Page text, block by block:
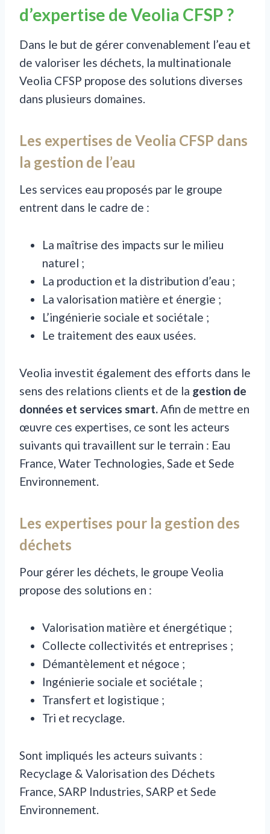
d’expertise de Veolia CFSP ?
Dans le but de gérer convenablement l’eau et
de valoriser les déchets, la multinationale
Veolia CFSP propose des solutions diverses
dans plusieurs domaines.
Les expertises de Veolia CFSP dans
la gestion de l’eau
Les services eau proposés par le groupe
entrent dans le cadre de :
La maîtrise des impacts sur le milieu
naturel ;
La production et la distribution d’eau ;
La valorisation matière et énergie ;
L’ingénierie sociale et sociétale ;
Le traitement des eaux usées.
Veolia investit également des efforts dans le
sens des relations clients et de la gestion de
données et services smart.Afin de mettre en
œuvre ces expertises, ce sont les acteurs
suivants qui travaillent sur le terrain : Eau
France, Water Technologies, Sade et Sede
Environnement.
Les expertises pour la gestion des
déchets
Pour gérer les déchets, le groupe Veolia
propose des solutions en :
Valorisation matière et énergétique ;
Collecte collectivités et entreprises ;
Démantèlement et négoce ;
Ingénierie sociale et sociétale ;
Transfert et logistique ;
Tri et recyclage.
Sont impliqués les acteurs suivants :
Recyclage & Valorisation des Déchets
France, SARP Industries, SARP et Sede
Environnement.